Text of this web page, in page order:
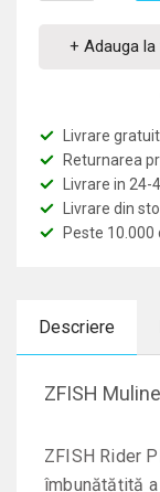
+ Adauga
Livrare
Returnarea
Livrare in 24-
Livrare din
Peste
Descriere
ZFISH
ZFISH Rider
îmbunătățită